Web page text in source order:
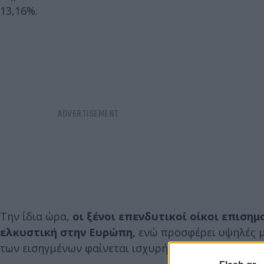
13,16%.
Την ίδια ώρα, οι ξένοι επενδυτικοί οίκοι
ελκυστική στην Ευρώπη, ενώ προσφέρει υψηλές
των εισηγμένων φαίνεται ισχυρή, σύμφωνα με τις